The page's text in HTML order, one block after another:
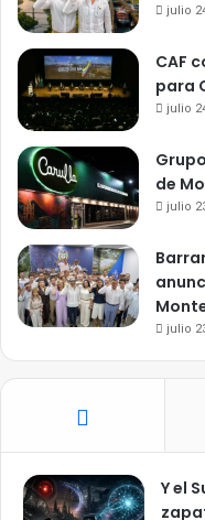
julio
CAF
para
julio
de
julio
julio
Y el